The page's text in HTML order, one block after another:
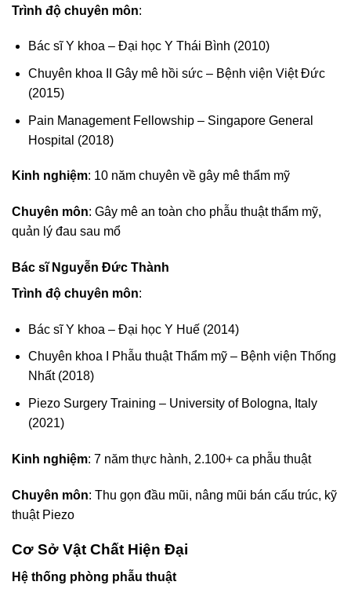
Trình độ chuyên môn:
Bác sĩ Y khoa – Đại học Y Thái Bình (2010)
Chuyên khoa II Gây mê hồi sức – Bệnh viện Việt Đức
(2015)
Pain Management Fellowship – Singapore General
Hospital (2018)
Kinh nghiệm: 10 năm chuyên về gây mê thẩm mỹ
Chuyên môn: Gây mê an toàn cho phẫu thuật thẩm mỹ,
quản lý đau sau mổ
Bác sĩ Nguyễn Đức Thành
Trình độ chuyên môn:
Bác sĩ Y khoa – Đại học Y Huế (2014)
Chuyên khoa I Phẫu thuật Thẩm mỹ – Bệnh viện Thống
Nhất (2018)
Piezo Surgery Training – University of Bologna, Italy
(2021)
Kinh nghiệm: 7 năm thực hành, 2.100+ ca phẫu thuật
Chuyên môn: Thu gọn đầu mũi, nâng mũi bán cấu trúc, kỹ
thuật Piezo
Cơ Sở Vật Chất Hiện Đại
Hệ thống phòng phẫu thuật